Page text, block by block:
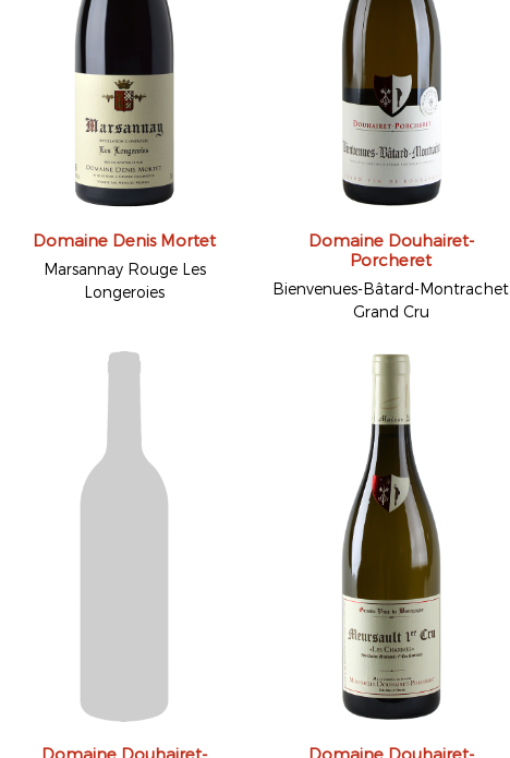
Domaine Denis Mortet
Marsannay Rouge Les
Longeroies
Domaine Douhairet-
Porcheret
Bienvenues-Bâtard-Montrachet
Grand Cru
Domaine Douhairet-
Domaine Douhairet-